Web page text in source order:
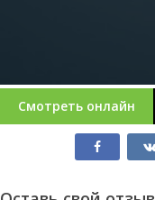
Смотреть онлайн